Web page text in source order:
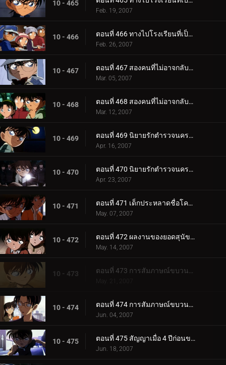
10 - 465
Feb. 19, 2007
10 - 466 ตอนที่ 466 ทางไปโรงเรียนที่เป็นความลับสุดยอด (ตอนจบ)
Feb. 26, 2007
10 - 467 ตอนที่ 467 สองคนที่ไม่อาจกลับไปเป็นเหมือนเดิม (ตอนแรก)
Mar. 05, 2007
10 - 468 ตอนที่ 468 สองคนที่ไม่อาจกลับไปเป็นเหมือนเดิม (ตอนจบ)
Mar. 12, 2007
10 - 469 ตอนที่ 469 นิยายรักตำรวจนครบาล ภาค 7 (ตอนแรก)
Apr. 16, 2007
10 - 470 ตอนที่ 470 นิยายรักตำรวจนครบาล ภาค 7 (ตอนจบ)
Apr. 23, 2007
10 - 471 ตอนที่ 471 เด็กประหลาดชื่อโคนัน
May. 07, 2007
10 - 472 ตอนที่ 472 ผลงานของยอดสุนัขคูร์
May. 14, 2007
10 - 473 ตอนที่ 473 การสัมภาษณ์ขบวนการนักสืบเยาวชน (ตอนแรก)
10 - 474 ตอนที่ 474 การสัมภาษณ์ขบวนการนักสืบเยาวชน (ตอนจบ)
Jun. 04, 2007
10 - 475 ตอนที่ 475 สัญญาเมื่อ 4 ปีก่อนของอุเอโตะ อายะ กับ ชินอิจิ
Jun. 18, 2007